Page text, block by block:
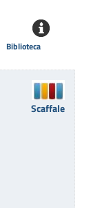
Biblioteca
Scaffale